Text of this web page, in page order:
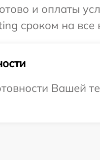
и оплаты
сроком на все
Вашей